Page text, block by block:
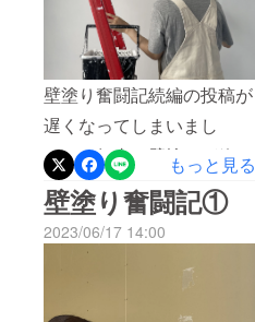
壁塗り奮闘記続編の投稿が
遅くなってしまいまし
た。。無事に壁塗りが終わ
り、やっと立派な壁になり
ました( &gt; &lt;。)シーラー
のときは不安でいっぱい
シーラー後1度塗りのときは
半信半疑1度塗り後そんな気
もっと見る
壁塗り奮闘記①
2023/06/17 14:00